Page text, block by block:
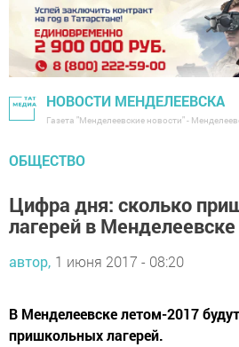
НОВОСТИ МЕНДЕЛЕЕВСКА
Газета "Менделеевские новости" -
ОБЩЕСТВО
Цифра дня: сколько
лагерей в Менделеевске
автор, 1 июня 2017 - 08:20
В Менделеевске летом-2017
пришкольных лагерей.